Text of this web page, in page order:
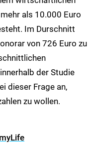
als 10.000 Euro
Im Durschnitt
von 726 Euro zu
der Studie
dieser Frage an,
zu wollen.
myLife